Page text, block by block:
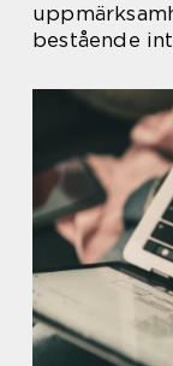
bestående